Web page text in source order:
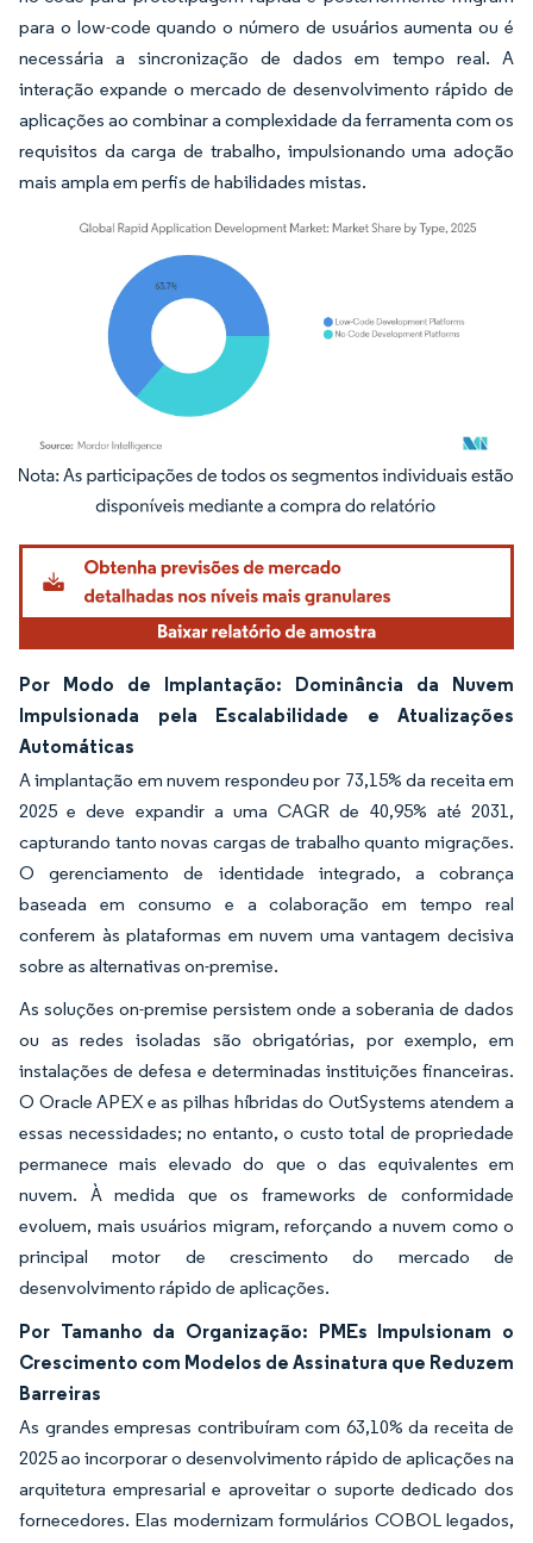
para o low-code quando o número de usuários aumenta ou é
necessária a sincronização de dados em tempo real. A
interação expande o mercado de desenvolvimento rápido de
aplicações ao combinar a complexidade da ferramenta com os
requisitos da carga de trabalho, impulsionando uma adoção
mais ampla em perfis de habilidades mistas.
Imagem © Mordor Intelligence. O reuso requer atribuição conforme CC BY 4.0.
Por Modo de Implantação: Dominância da Nuvem
Impulsionada pela Escalabilidade e Atualizações
Automáticas
A implantação em nuvem respondeu por 73,15% da receita em
2025 e deve expandir a uma CAGR de 40,95% até 2031,
capturando tanto novas cargas de trabalho quanto migrações.
O gerenciamento de identidade integrado, a cobrança
baseada em consumo e a colaboração em tempo real
conferem às plataformas em nuvem uma vantagem decisiva
sobre as alternativas on-premise.
As soluções on-premise persistem onde a soberania de dados
ou as redes isoladas são obrigatórias, por exemplo, em
instalações de defesa e determinadas instituições financeiras.
O Oracle APEX e as pilhas híbridas do OutSystems atendem a
essas necessidades; no entanto, o custo total de propriedade
permanece mais elevado do que o das equivalentes em
nuvem. À medida que os frameworks de conformidade
evoluem, mais usuários migram, reforçando a nuvem como o
principal motor de crescimento do mercado de
desenvolvimento rápido de aplicações.
Por Tamanho da Organização: PMEs Impulsionam o
Crescimento com Modelos de Assinatura que Reduzem
Barreiras
As grandes empresas contribuíram com 63,10% da receita de
2025 ao incorporar o desenvolvimento rápido de aplicações na
arquitetura empresarial e aproveitar o suporte dedicado dos
fornecedores. Elas modernizam formulários COBOL legados,